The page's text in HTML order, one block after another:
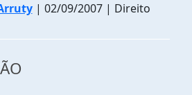
| 02/09/2007 | Direito